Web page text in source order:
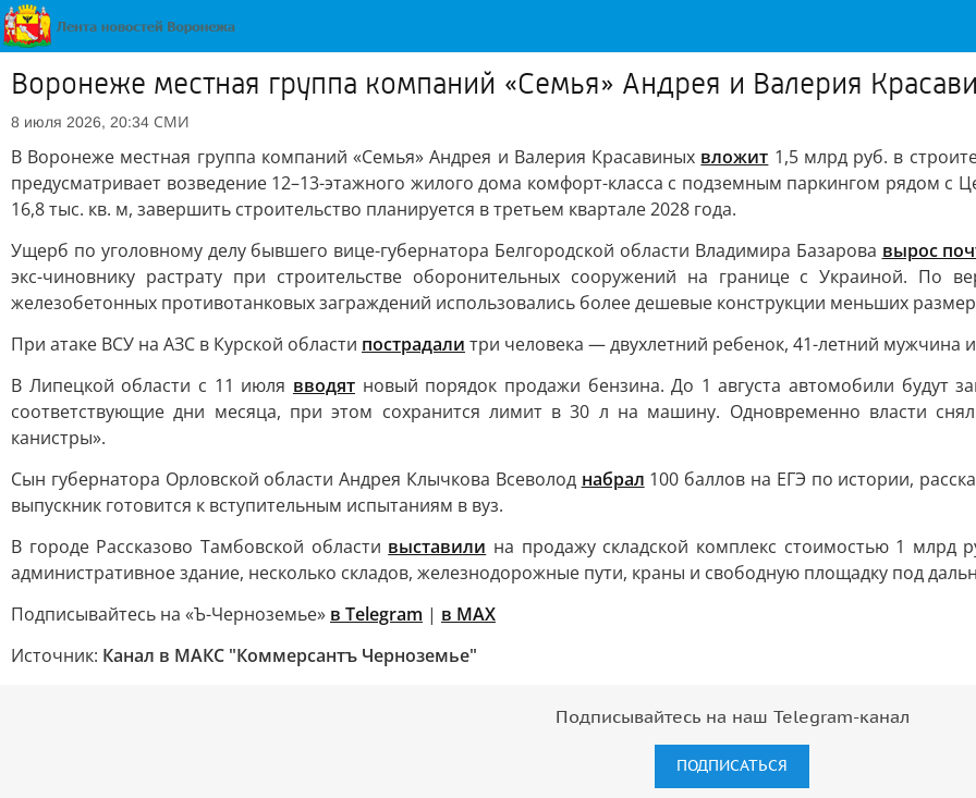
Воронеже местная группа компаний «Семья» Андрея и Валерия
8 июля 2026, 20:34 СМИ
В Воронеже местная группа компаний «Семья» Андрея и Валерия Красавиных вложит 1,5 млрд руб. в
предусматривает возведение 12–13-этажного жилого дома комфорт-класса с подземным паркингом рядом
16,8 тыс. кв. м, завершить строительство планируется в третьем квартале 2028 года.
Ущерб по уголовному делу бывшего вице-губернатора Белгородской области Владимира Базарова вырос
экс-чиновнику растрату при строительстве оборонительных сооружений на границе с Украиной. По
железобетонных противотанковых заграждений использовались более дешевые конструкции меньших
При атаке ВСУ на АЗС в Курской области пострадали три человека — двухлетний ребенок, 41-летний мужчина
В Липецкой области с 11 июля вводятновый порядок продажи бензина. До 1 августа автомобили будут
соответствующие дни месяца, при этом сохранится лимит в 30 л на машину. Одновременно власти
канистры».
Сын губернатора Орловской области Андрея Клычкова Всеволод набрал 100 баллов на ЕГЭ по истории,
выпускник готовится к вступительным испытаниям в вуз.
В городе Рассказово Тамбовской области выставили на продажу складской комплекс стоимостью 1 млрд
административное здание, несколько складов, железнодорожные пути, краны и свободную площадку под
Подписывайтесь на «Ъ-Черноземье» в Telegram | в MAX
Источник: Канал в МАКС "Коммерсантъ Черноземье"
Подписывайтесь на наш Telegram-канал
ПОДПИСАТЬСЯ